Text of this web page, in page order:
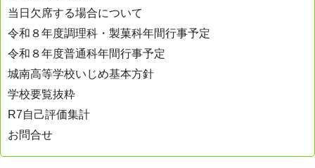
ン
当日欠席する場合について
令和８年度調理科・製菓科年間行事予定
令和８年度普通科年間行事予定
城南高等学校いじめ基本方針
学校要覧抜粋
R7自己評価集計
お問合せ